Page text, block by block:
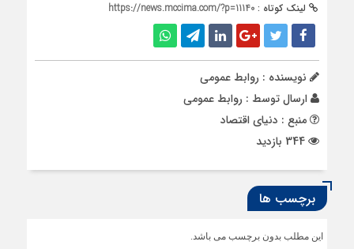
لینک کوتاه : https://news.mccima.com/?p=11140
نویسنده : روابط عمومی
ارسال توسط : روابط عمومی
منبع : دنیای اقتصاد
برچسب ها
این مطلب بدون برچسب می باشد.